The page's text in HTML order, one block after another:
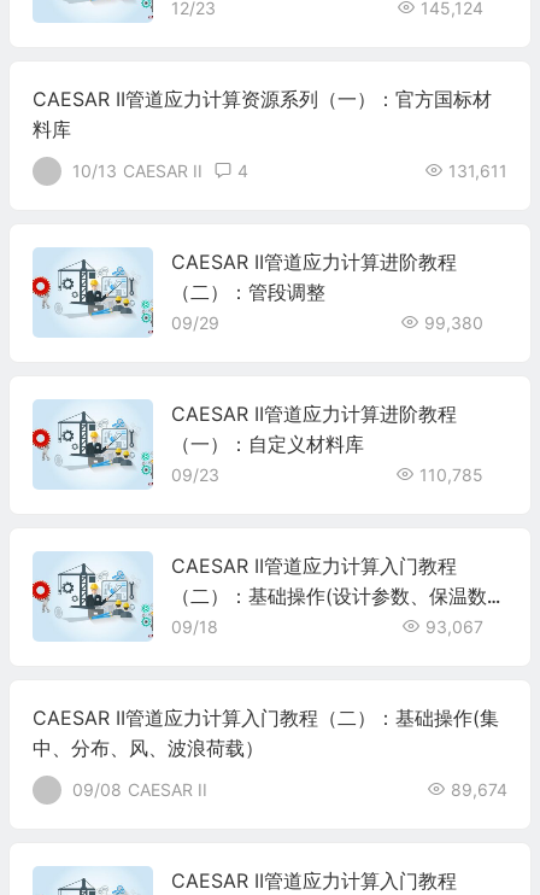
12/23 145,124
CAESAR II管道应力计算资源系列（一）：官方国标材
料库
10/13 CAESAR II 131,611
4
CAESAR II管道应力计算进阶教程
（二）：管段调整
09/29 99,380
CAESAR II管道应力计算进阶教程
（一）：自定义材料库
09/23 110,785
CAESAR II管道应力计算入门教程
（二）：基础操作(设计参数、保温数
据）
09/18 93,067
CAESAR II管道应力计算入门教程（二）：基础操作(集
中、分布、风、波浪荷载）
09/08 CAESAR II 89,674
CAESAR II管道应力计算入门教程